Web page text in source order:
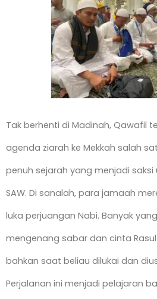
Tak berhenti di Madinah, Qawafil
agenda ziarah ke Mekkah salah
penuh sejarah yang menjadi saksi
SAW. Di sanalah, para jamaah
luka perjuangan Nabi. Banyak
mengenang sabar dan cinta
bahkan saat beliau dilukai dan
Perjalanan ini menjadi pelajaran